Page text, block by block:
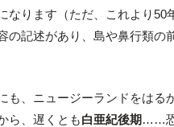
なります（ただ、これより50
の記述があり、島や鼻行類の
も、ニュージーランドをはる
ら、遅くとも白亜紀後期 ……恐